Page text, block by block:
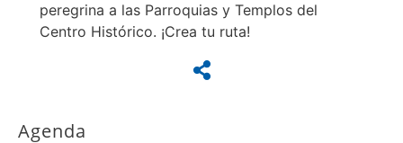
peregrina a las Parroquias y Templos del
Centro Histórico. ¡Crea tu ruta!
Agenda